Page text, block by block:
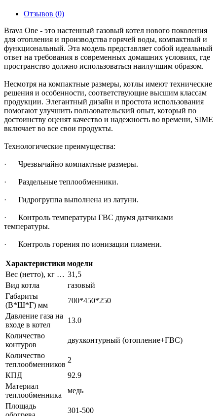
Отзывов (0)
Brava One - это настенный газовый котел нового поколения
для отопления и производства горячей воды, компактный и
функциональный. Эта модель представляет собой идеальный
ответ на требования в современных домашних условиях, где
пространство должно использоваться наилучшим образом.
Несмотря на компактные размеры, котлы имеют технические
решения и особенности, соответствующие высшим классам
продукции. Элегантный дизайн и простота использования
помогают улучшить пользовательский опыт, который по
достоинству оценят качество и надежность во времени, SIME
включает во все свои продукты.
Технологические преимущества:
· Чрезвычайно компактные размеры.
· Раздельные теплообменники.
· Гидрогруппа выполнена из латуни.
· Контроль температуры ГВС двумя датчиками
температуры.
· Контроль горения по ионизации пламени.
Характеристики модели
Вес (нетто), кг … 31,5
Вид котла
газовый
Габариты
(В*Ш*Г) мм
700*450*250
Давление газа на
входе в котел
13.0
Количество
контуров
двухконтурный (отопление+ГВС)
Количество
теплообменников
2
КПД
92.9
Материал
теплообменника
медь
Площадь
301-500